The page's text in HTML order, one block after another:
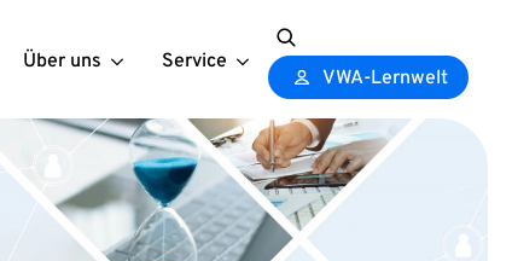
Über uns Service
Search
for:
VWA-Lernwelt